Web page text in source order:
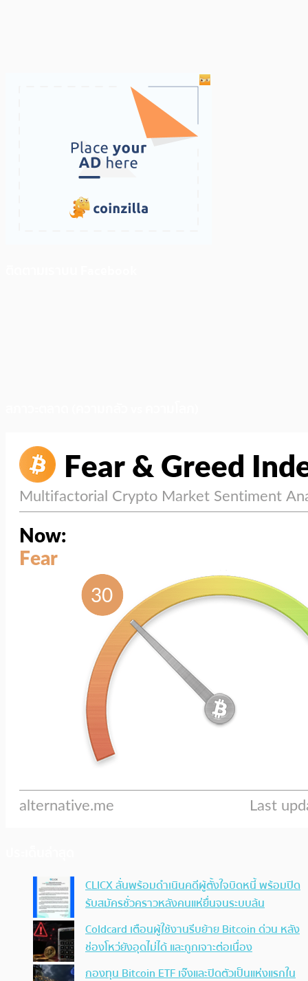
CLICX ลั่นพร้อมดำเนินคดีผู้ตั้งใจบิดหนี้ พร้อมปิด
รับสมัครชั่วคราวหลังคนแห่ยื่นจนระบบล้น
Coldcard เตือนผู้ใช้งานรีบย้าย Bitcoin ด่วน หลัง
ช่องโหว่ยังอุดไม่ได้ และถูกเจาะต่อเนื่อง
กองทุน Bitcoin ETF เจ๊งและปิดตัวเป็นแห่งแรกใน